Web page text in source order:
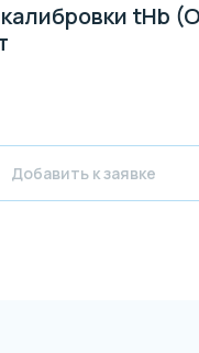
tHb
Добавить к заявке
поддержка: